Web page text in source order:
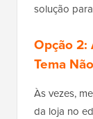
solução
Opção 2:
Tema
Às vezes,
da loja no